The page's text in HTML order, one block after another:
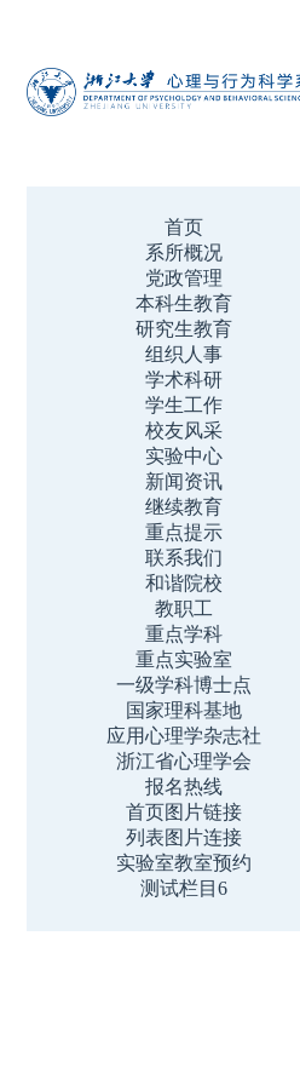
首页
系所概况
党政管理
本科生教育
研究生教育
组织人事
学术科研
学生工作
校友风采
实验中心
新闻资讯
继续教育
重点提示
联系我们
和谐院校
教职工
重点学科
重点实验室
一级学科博士点
国家理科基地
应用心理学杂志社
浙江省心理学会
报名热线
首页图片链接
列表图片连接
实验室教室预约
测试栏目6